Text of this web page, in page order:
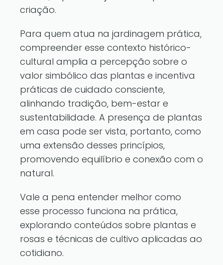
criação.
Para quem atua na jardinagem prática,
compreender esse contexto histórico-
cultural amplia a percepção sobre o
valor simbólico das plantas e incentiva
práticas de cuidado consciente,
alinhando tradição, bem-estar e
sustentabilidade. A presença de plantas
em casa pode ser vista, portanto, como
uma extensão desses princípios,
promovendo equilíbrio e conexão com o
natural.
Vale a pena entender melhor como
esse processo funciona na prática,
explorando conteúdos sobre plantas e
rosas e técnicas de cultivo aplicadas ao
cotidiano.